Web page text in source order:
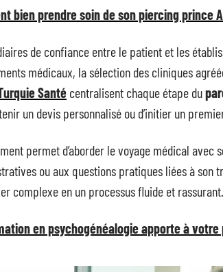
bien prendre soin de son piercing prince
de confiance entre le patient et les
médicaux, la sélection des cliniques
Santé centralisent chaque étape du
un devis personnalisé ou d’initier un
permet d’aborder le voyage médical avec
ou aux questions pratiques liées à son
complexe en un processus fluide et rassurant.
en psychogénéalogie apporte à